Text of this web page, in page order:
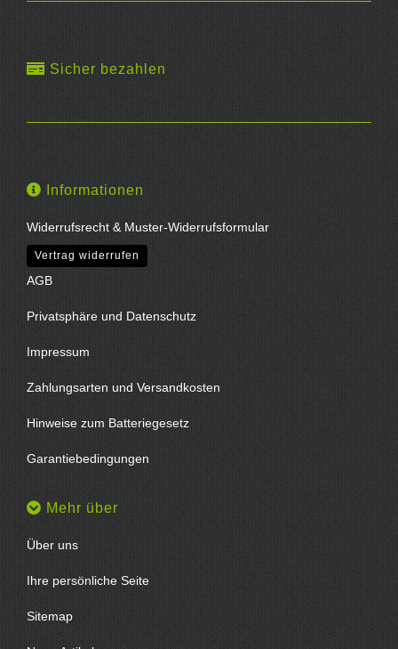
Sicher bezahlen
Informationen
Widerrufsrecht & Muster-Widerrufsformular
Vertrag widerrufen
AGB
Privatsphäre und Datenschutz
Impressum
Zahlungsarten und Versandkosten
Hinweise zum Batteriegesetz
Garantiebedingungen
Mehr über
Über uns
Ihre persönliche Seite
Sitemap